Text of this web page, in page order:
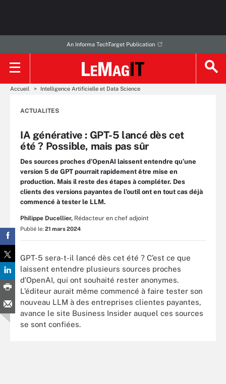
An Informa TechTarget Publication
Accueil Intelligence Artificielle et Data Science
ACTUALITES
IA générative : GPT-5 lancé dès cet
été ? Possible, mais pas sûr
Des sources proches d’OpenAI laissent entendre qu’une
version 5 de GPT pourrait rapidement être mise en
production. Mais il reste des étapes à compléter. Des
clients des versions payantes de l’outil ont en tout cas déjà
commencé à tester le LLM.
Philippe Ducellier, Rédacteur en chef adjoint
Publié le: 21 mars 2024
GPT-5 sera-t-il lancé dès cet été ? C’est ce que
laissent entendre plusieurs sources proches
d’OpenAI, qui ont souhaité rester anonymes.
L’éditeur aurait même commencé à faire tester son
nouveau LLM à des entreprises clientes payantes,
avance le site Business Insider auquel ces sources
se sont confiées.